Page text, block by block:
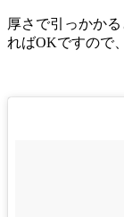
厚さで引っかか
ればOKですので